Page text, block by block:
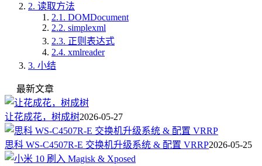
2. 读取方法
2.1. DOMDocument
2.2. simplexml
2.3. 正则表达式
2.4. xmlreader
3. 小结
最新文章
让花成花，树成树2026-05-27
思科 WS-C4507R-E 交换机升级系统 & 配置 VRRP2026-05-25